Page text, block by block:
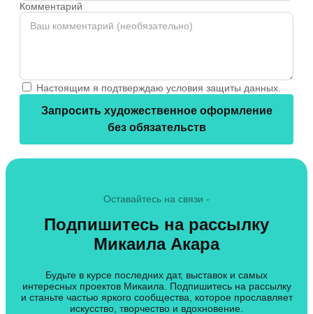
Комментарий
Настоящим я подтверждаю условия защиты данных.
Запросить художественное оформление
без обязательств
Оставайтесь на связи -
Подпишитесь на рассылку
Микаила Акара
Будьте в курсе последних дат, выставок и самых
интересных проектов Микаила. Подпишитесь на рассылку
и станьте частью яркого сообщества, которое прославляет
искусство, творчество и вдохновение.